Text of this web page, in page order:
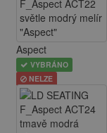
Aspect
VYBRÁNO
NELZE